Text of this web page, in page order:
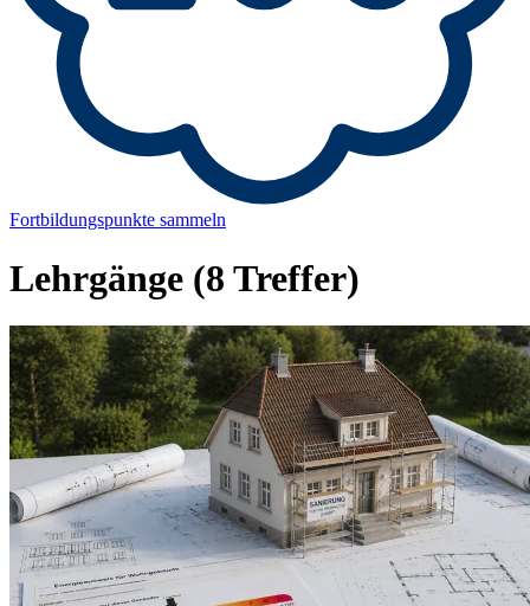
Fortbildungspunkte sammeln
Lehrgänge (8 Treffer)